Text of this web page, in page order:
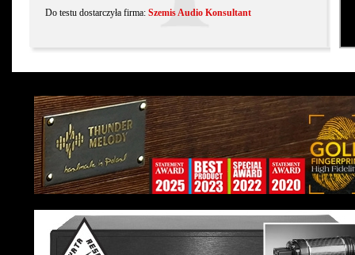
Do testu dostarczyła firma: Szemis Audio Konsultant